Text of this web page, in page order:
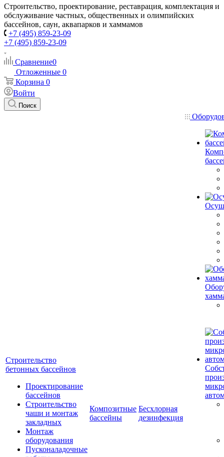
Строительство, проектирование, реставрация, комплектация и
обслуживание частных, общественных и олимпийских
бассейнов, саун, аквапарков и хаммамов
+7 (495) 859-23-09
+7 (495) 859-23-09
Сравнение0
Отложенные 0
Корзина 0
Войти
Поиск
Строительство
бетонных бассейнов
Проектирование
бассейнов
Строительство
чаши и монтаж
закладных
Монтаж
оборудования
Пусконаладочные
Композитные
бассейны
Бесхлорная
дезинфекция